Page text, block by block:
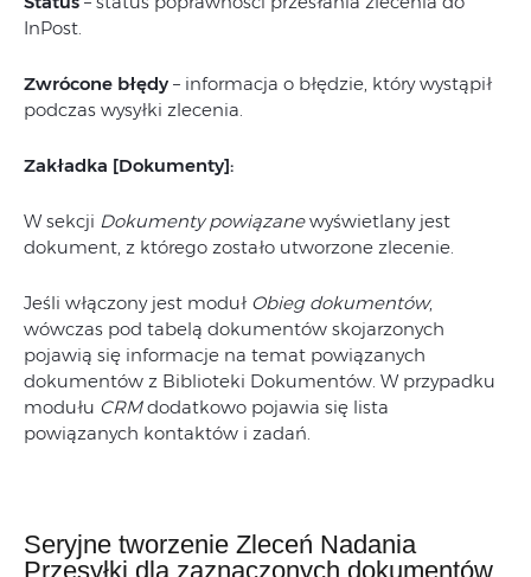
InPost.
Zwrócone błędy – informacja o błędzie, który wystąpił
podczas wysyłki zlecenia.
Zakładka [Dokumenty]:
W sekcji Dokumenty powiązanewyświetlany jest
dokument, z którego zostało utworzone zlecenie.
Jeśli włączony jest moduł Obieg dokumentów,
wówczas pod tabelą dokumentów skojarzonych
pojawią się informacje na temat powiązanych
dokumentów z Biblioteki Dokumentów. W przypadku
modułu CRMdodatkowo pojawia się lista
powiązanych kontaktów i zadań.
Seryjne tworzenie Zleceń Nadania
Przesyłki dla zaznaczonych dokumentów